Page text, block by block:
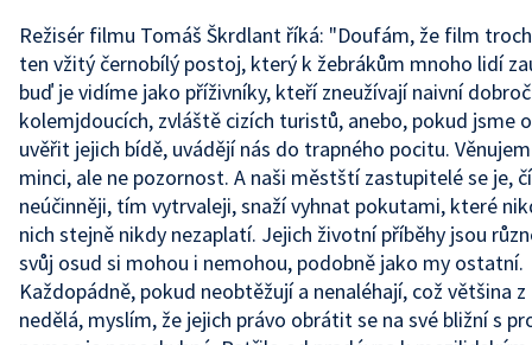
Režisér filmu Tomáš Škrdlant říká: "Doufám, že film
ten vžitý černobílý postoj, který k žebrákům mnoho lidí
buď je vidíme jako příživníky, kteří zneužívají naivní
kolemjdoucích, zvláště cizích turistů, anebo, pokud jsme
uvěřit jejich bídě, uvádějí nás do trapného pocitu.
minci, ale ne pozornost. A naši městští zastupitelé se je,
neúčinněji, tím vytrvaleji, snaží vyhnat pokutami, které
nich stejně nikdy nezaplatí. Jejich životní příběhy jsou
svůj osud si mohou i nemohou, podobně jako my ostatní.
Každopádně, pokud neobtěžují a nenaléhají, což většina z
nedělá, myslím, že jejich právo obrátit se na své bližní s